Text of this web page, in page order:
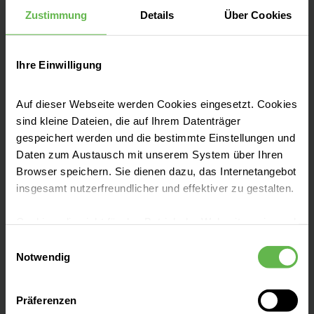
Zustimmung Details Über Cookies
Ihre Einwilligung
Auf dieser Webseite werden Cookies eingesetzt. Cookies
sind kleine Dateien, die auf Ihrem Datenträger
gespeichert werden und die bestimmte Einstellungen und
Daten zum Austausch mit unserem System über Ihren
Browser speichern. Sie dienen dazu, das Internetangebot
insgesamt nutzerfreundlicher und effektiver zu gestalten.
eingesetzt werden.
Es steht Ihnen frei, unsere Seite mit nur den notwendigen
Cookies zu benutzen, eine individuelle Auswahl
Notwendig
Präferenzen
Tel:(0385) 520 0
E-Mail senden
Unsere Qualität
"Besser geht immer!", daher ist Qualität bei
uns nicht nur ein Wort, es ist ein Versprechen.